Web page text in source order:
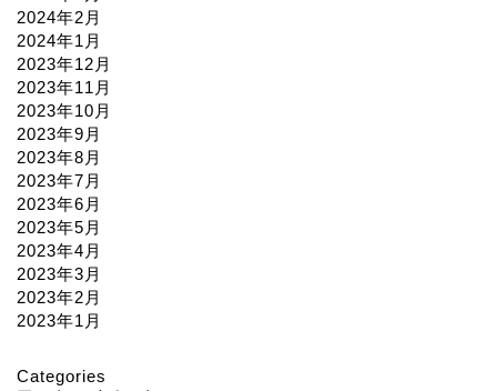
2024年2月
2024年1月
2023年12月
2023年11月
2023年10月
2023年9月
2023年8月
2023年7月
2023年6月
2023年5月
2023年4月
2023年3月
2023年2月
2023年1月
Categories